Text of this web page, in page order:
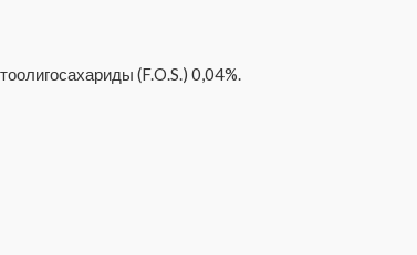
(F.O.S.) 0,04%.